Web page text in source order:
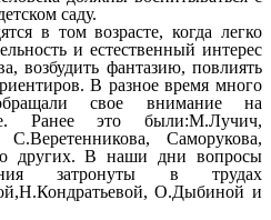
саду.
в том возрасте, когда легко
и естественный интерес
возбудить фантазию, повлиять
В разное время много
свое внимание на
Ранее это были:М.Лучич,
Саморукова,
других. В наши дни вопросы
затронуты в трудах
О.Дыбиной и